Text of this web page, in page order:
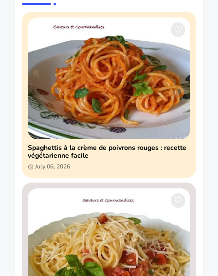
Spaghettis à la crème de poivrons rouges : recette
végétarienne facile
July 06, 2026